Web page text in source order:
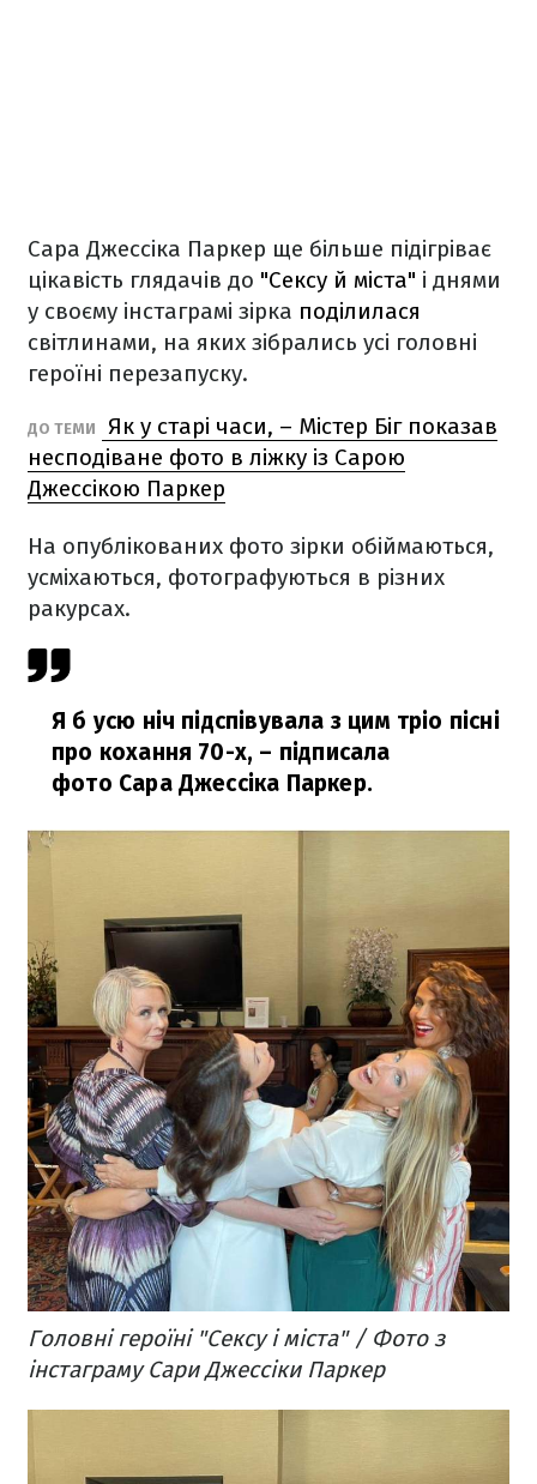
Сара Джессіка Паркер ще більше підігріває
цікавість глядачів до "Сексу й міста" і днями
у своєму інстаграмі зірка поділилася
світлинами, на яких зібрались усі головні
героїні перезапуску.
ДО ТЕМИ
Як у старі часи, – Містер Біг показав
несподіване фото в ліжку із Сарою
Джессікою Паркер
На опублікованих фото зірки обіймаються,
усміхаються, фотографуються в різних
ракурсах.
Я б усю ніч підспівувала з цим тріо пісні
про кохання 70-х, – підписала
фото Сара Джессіка Паркер.
Головні героїні "Сексу і міста" / Фото з
інстаграму Сари Джессіки Паркер